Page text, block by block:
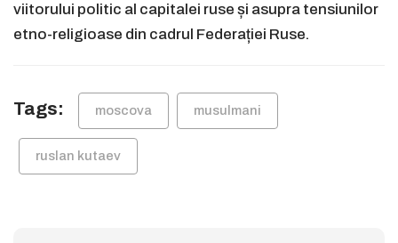
viitorului politic al capitalei ruse și asupra tensiunilor
etno-religioase din cadrul Federației Ruse.
Tags: moscova musulmani
ruslan kutaev